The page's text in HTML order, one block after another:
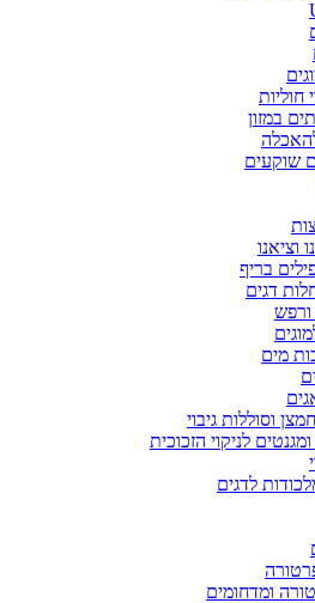
חוליות
במזון
שוקעים
וציאנו
בריף
דגים
ורפש
מים
וסוללות גיבוי
לניקוי הזכוכית
לדגים
ומדחומים